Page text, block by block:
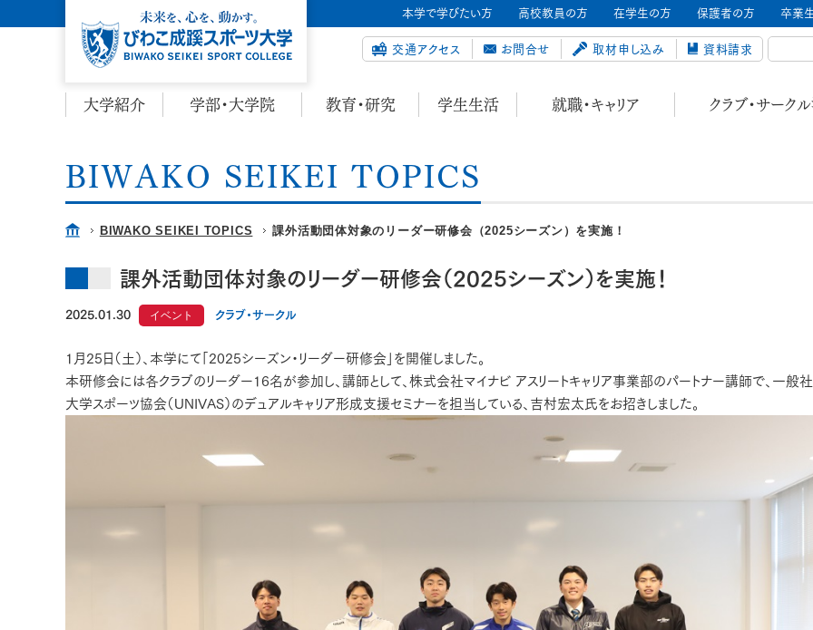
本学で学びたい方 高校教員の方 在学生の方 保護者の方 卒業
大学紹介 学部・大学院 教育・研究 学生生活 就職・キャリア クラブ・サーク
交通アクセス お問合せ 取材申し込み 資料請求
BIWAKO SEIKEI TOPICS
BIWAKO SEIKEI TOPICS 課外活動団体対象のリーダー研修会（2025シーズン）を実施！
課外活動団体対象のリーダー研修会（2025シーズン）を実施！
2025.01.30 イベント クラブ・サークル
1月25日（土）、本学にて「2025シーズン・リーダー研修会」を開催しました。
本研修会には各クラブのリーダー16名が参加し、講師として、株式会社マイナビ アスリートキャリア事業部のパートナー講師で、一般
大学スポーツ協会（UNIVAS）のデュアルキャリア形成支援セミナーを担当している、吉村宏太氏をお招きしました。